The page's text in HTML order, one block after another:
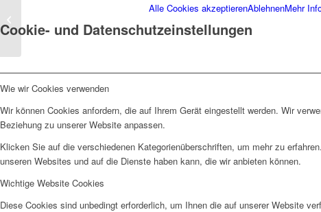
der offenen Tür unter
Alle Cookies akzeptierenAblehnenMehr
Cookie- und Datenschutzeinstellungen
Wie wir Cookies verwenden
Wir können Cookies anfordern, die auf Ihrem Gerät eingestellt werden. Wir
Beziehung zu unserer Website anpassen.
Klicken Sie auf die verschiedenen Kategorienüberschriften, um mehr zu
unseren Websites und auf die Dienste haben kann, die wir anbieten können.
Wichtige Website Cookies
Diese Cookies sind unbedingt erforderlich, um Ihnen die auf unserer Website